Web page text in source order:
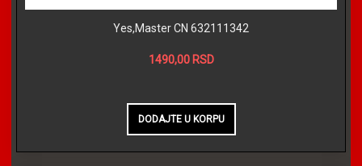
Yes,Master CN 632111342
1490,00 RSD